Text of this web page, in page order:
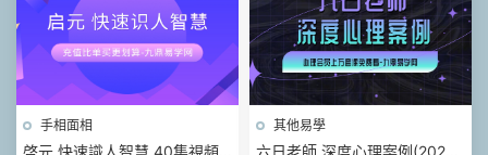
手相面相
啓元 快速識人智慧 40集視頻
其他易學
六日老師 深度心理案例(2026)